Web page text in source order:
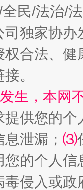
民/法治/
独家协
权合法、
。
生，本网
提供您的个
泄漏； ⑶
的个人
侵入或